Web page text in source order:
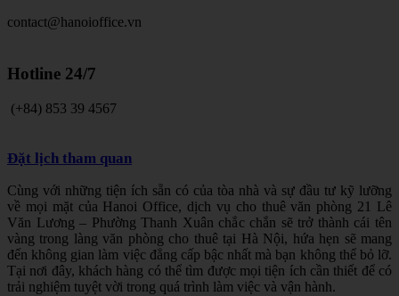
contact@hanoioffice.vn
Hotline 24/7
(+84) 853 39 4567
Đặt lịch tham quan
Cùng với những tiện ích sẵn có của tòa nhà và sự đầu tư kỹ lưỡng
về mọi mặt của Hanoi Office, dịch vụ cho thuê văn phòng 21 Lê
Văn Lương – Phường Thanh Xuân chắc chắn sẽ trở thành cái tên
vàng trong làng văn phòng cho thuê tại Hà Nội, hứa hẹn sẽ mang
đến không gian làm việc đẳng cấp bậc nhất mà bạn không thể bỏ lỡ.
Tại nơi đây, khách hàng có thể tìm được mọi tiện ích cần thiết để có
trải nghiệm tuyệt vời trong quá trình làm việc và vận hành.